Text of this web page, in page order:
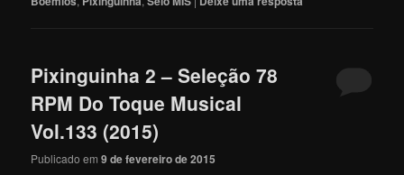
Pixinguinha 2 – Seleção 78
RPM Do Toque Musical
Vol.133 (2015)
Publicado em9 de fevereiro de 2015